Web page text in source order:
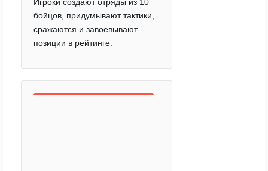
бойцов, придумывают тактики,
сражаются и завоевывают
позиции в рейтинге.